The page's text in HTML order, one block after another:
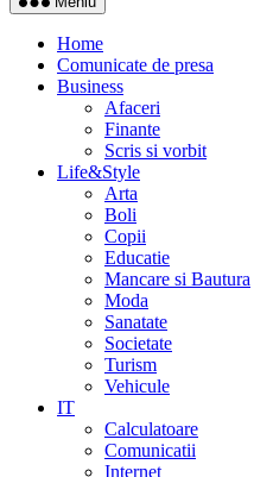
Home
Comunicate de presa
Business
Afaceri
Finante
Scris si vorbit
Life&Style
Arta
Boli
Copii
Educatie
Mancare si Bautura
Moda
Sanatate
Societate
Turism
Vehicule
IT
Calculatoare
Comunicatii
Internet